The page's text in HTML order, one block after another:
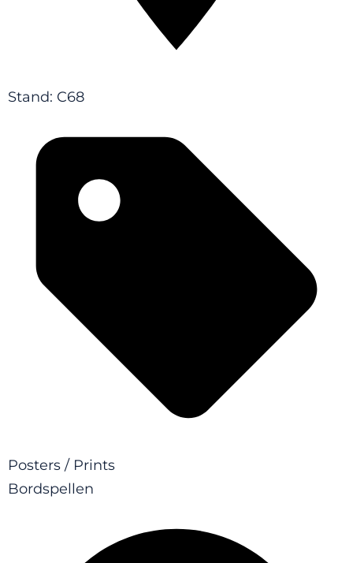
Stand: C68
Posters / Prints
Bordspellen